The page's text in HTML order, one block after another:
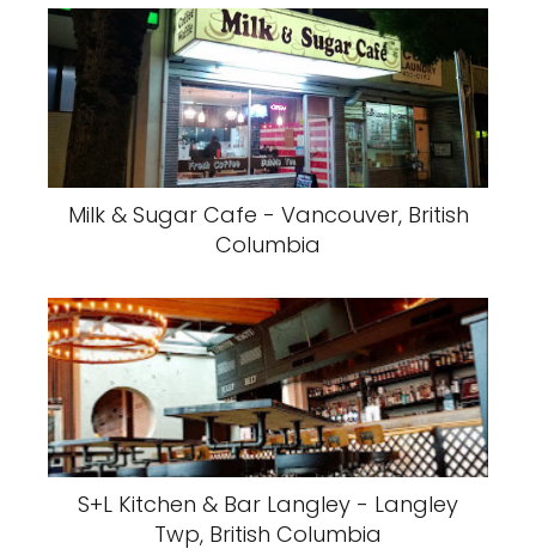
Milk & Sugar Cafe - Vancouver, British
Columbia
S+L Kitchen & Bar Langley - Langley
Twp, British Columbia